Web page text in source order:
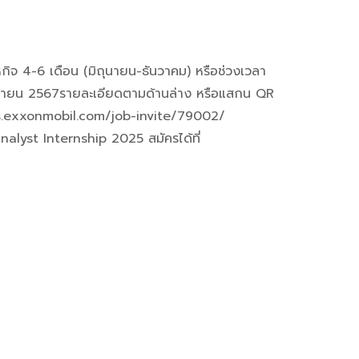
จ 4-6 เดือน (มิถุนายน-ธันวาคม) หรือช่วงเวลา
น 2567รายละเอียดตามด้านล่าง หรือแสกน QR
job-invite/79002/
Internship 2025 สมัครได้ที่